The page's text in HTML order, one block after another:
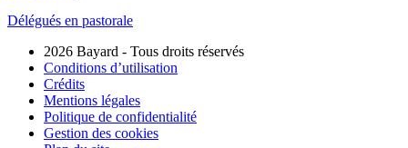
Délégués en pastorale
2026 Bayard - Tous droits réservés
Conditions d’utilisation
Crédits
Mentions légales
Politique de confidentialité
Gestion des cookies